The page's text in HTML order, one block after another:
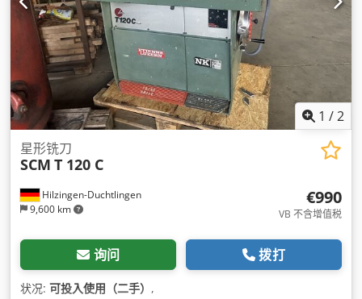
1 /2
Hilzingen-Duchtlingen
9,600 km
星形铣刀
SCM T 120 C
€990
VB 不含增值税
询问 拨打
状况: 可投入使用（二手） ,